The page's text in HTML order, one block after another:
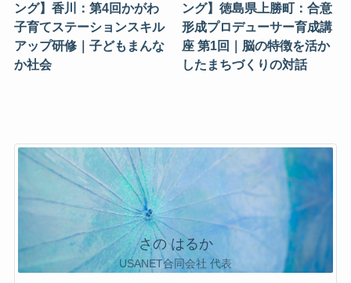
ング】香川：第4回かがわ
子育てステーションスキル
アップ研修｜子どもまんな
か社会
ング】徳島県上勝町：合意
形成プロデューサー育成講
座 第1回｜脳の特徴を活か
したまちづくりの対話
さの はるか
USANET合同会社 代表